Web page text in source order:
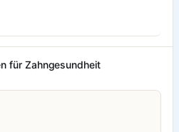
für Zahngesundheit